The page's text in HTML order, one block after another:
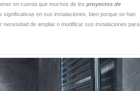
en cuenta que muchos de losproyectos de
significativas en sus instalaciones, bien porque se han
de ampliar o modificar sus instalaciones para